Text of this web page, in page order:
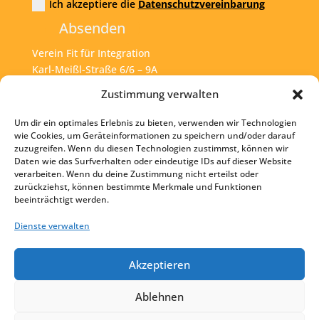
Zustimmung verwalten
Um dir ein optimales Erlebnis zu bieten, verwenden wir Technologien
wie Cookies, um Geräteinformationen zu speichern und/oder darauf
zuzugreifen. Wenn du diesen Technologien zustimmst, können wir
Daten wie das Surfverhalten oder eindeutige IDs auf dieser Website
verarbeiten. Wenn du deine Zustimmung nicht erteilst oder
zurückziehst, können bestimmte Merkmale und Funktionen
beeinträchtigt werden.
Dienste verwalten
Akzeptieren
Ablehnen
Ich akzeptiere die Datenschutzvereinbarung
Absenden
Verein Fit für Integration
Karl-Meißl-Straße 6/6 – 9A
Tel:+43 1 925 77 46
Mail: office@fit4int.at
Startseite
Kontakt
Impressum